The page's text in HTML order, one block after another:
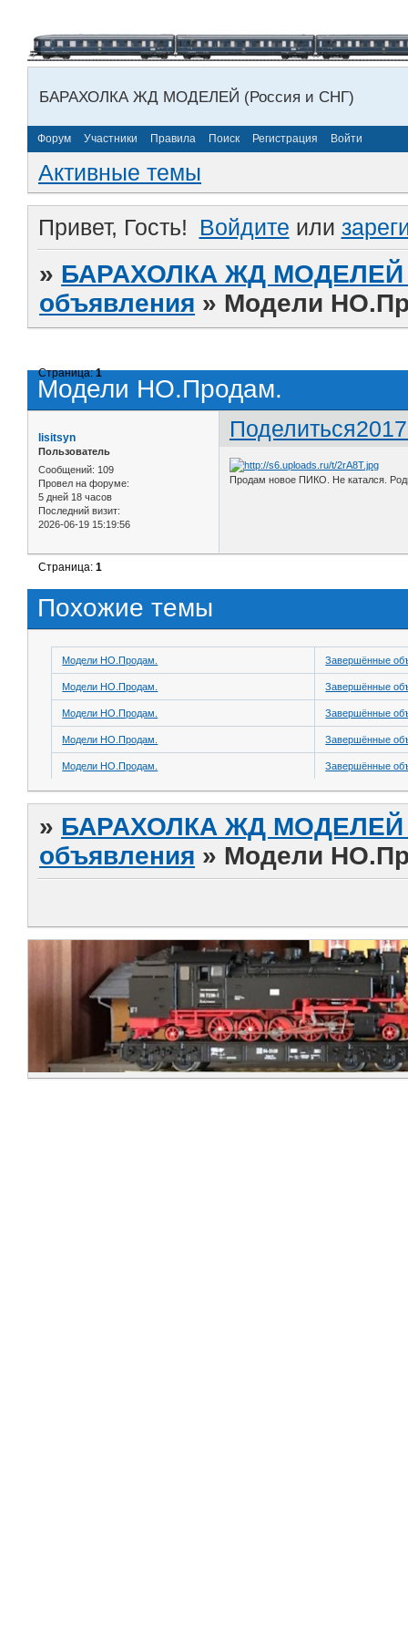
БАРАХОЛКА ЖД МОДЕЛЕЙ (Россия и СНГ)
Форум Участники Правила Поиск Регистрация Войти
Активные темы
Привет, Гость! Войдите или
» БАРАХОЛКА ЖД МОДЕЛЕЙ
объявления » Модели
Модели НО.Продам.
Страница:1
Поделиться
lisitsyn
Пользователь
Сообщений: 109
Провел на форуме:
5 дней 18 часов
Последний визит:
2026-06-19 15:19:56
Продам новое ПИКО. Не катался.
Страница:1
Похожие темы
Модели НО.Продам. Завершённые
Модели НО.Продам. Завершённые
Модели НО.Продам. Завершённые
Модели НО.Продам. Завершённые
Модели НО.Продам. Завершённые
» БАРАХОЛКА ЖД МОДЕЛЕЙ
объявления » Модели